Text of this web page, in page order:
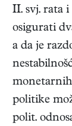
II. svj. rata
osigurati
a da je
politike
polit.